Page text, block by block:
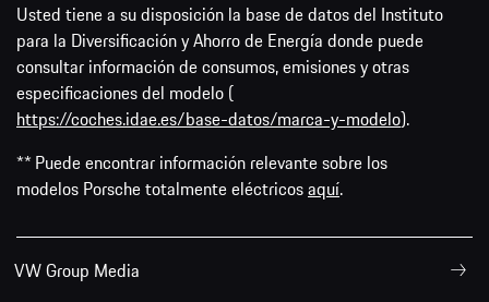
Usted tiene a su disposición la base de datos del Instituto
para la Diversificación y Ahorro de Energía donde puede
consultar información de consumos, emisiones y otras
especificaciones del modelo (
https://coches.idae.es/base-datos/marca-y-modelo).
** Puede encontrar información relevante sobre los
modelos Porsche totalmente eléctricosaquí.
VW Group Media